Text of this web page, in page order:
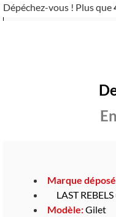
Dépéchez-vous ! Plus que
Marque
LAST
Modèle:Gilet